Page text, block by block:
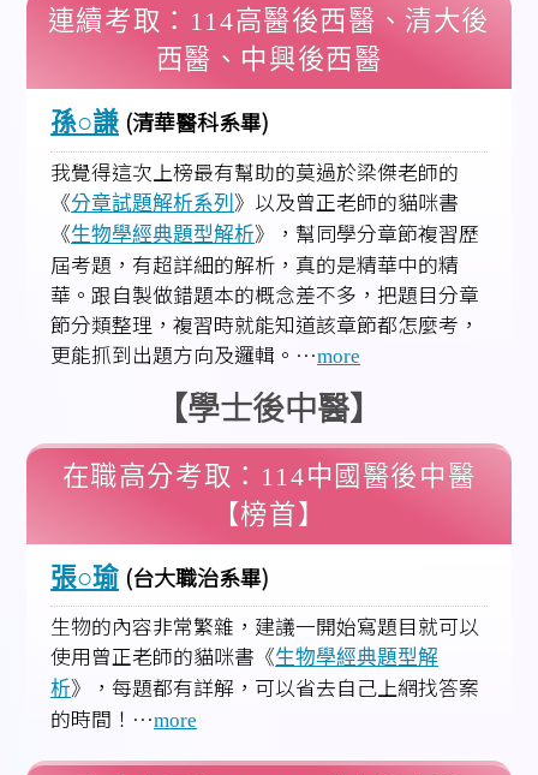
連續考取：114高醫後西醫、清大後
西醫、中興後西醫
孫○謙 (清華醫科系畢)
我覺得這次上榜最有幫助的莫過於梁傑老師的
《分章試題解析系列 》以及曾正老師的貓咪書
《生物學經典題型解析》，幫同學分章節複習歷
屆考題，有超詳細的解析，真的是精華中的精
華。跟自製做錯題本的概念差不多，把題目分章
節分類整理，複習時就能知道該章節都怎麼考，
更能抓到出題方向及邏輯。…more
【學士後中醫】
在職高分考取：114中國醫後中醫
【榜首】
張○瑜 (台大職治系畢)
生物的內容非常繁雜，建議一開始寫題目就可以
使用曾正老師的貓咪書《生物學經典題型解
析》，每題都有詳解，可以省去自己上網找答案
的時間！…more